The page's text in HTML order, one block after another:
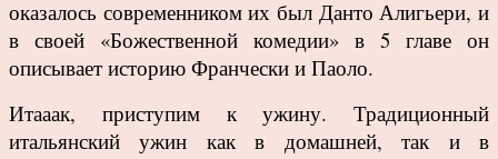
оказалось современником их был Данто Алигьери, и
в своей «Божественной комедии» в 5 главе он
описывает историю Франчески и Паоло.
Итааак, приступим к ужину. Традиционный
итальянский ужин как в домашней, так и в